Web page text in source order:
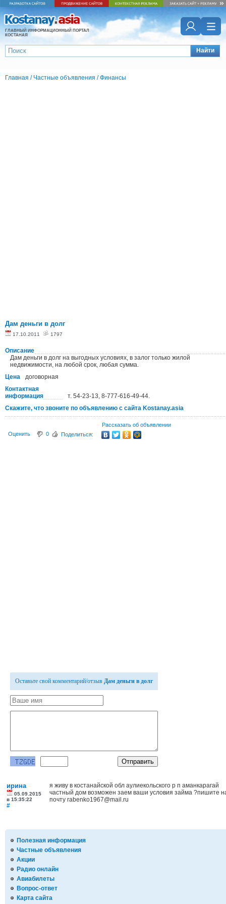
ГЛАВНЫЙ ИНФОРМАЦИОННЫЙ ПОРТАЛ
КОСТАНАЯ
Найти
Полезная информация
Частные объявления
Акции
Радио онлайн
Авиабилеты
Вопрос-ответ
Карта сайта
Главная / Частные объявления /Финансы
Дам деньги в долг
17.10.2011 1797
Описание
Дам деньги в долг на выгодных условиях, в залог только жилой
недвижимости, на любой срок, любая сумма.
Цена
договорная
Контактная
информация
т. 54-23-13, 8-777-616-49-44.
Скажите, что звоните по объявлению с сайта Kostanay.asia
Рассказать об объявлении
Оценить
0 Поделиться:
Оставьте свой комментарий/отзыв Дам деньги в долг
ирина
05.09.2015
в 15:35:22
#
я живу в костанайской обл аулиекольского р п аманкарагай
частный дом возможен заем ваши условия займа ?пишите
почту rabenko1967@mail.ru